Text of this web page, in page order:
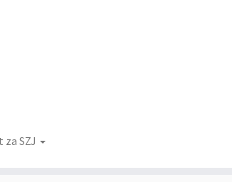
za SZJ